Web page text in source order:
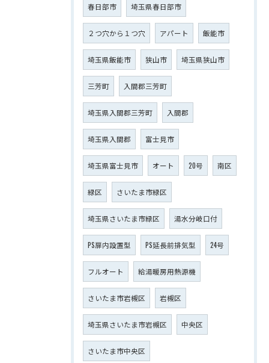
春日部市 埼玉県春日部市
２つ穴から１つ穴 アパート 飯能市
埼玉県飯能市 狭山市 埼玉県狭山市
三芳町 入間郡三芳町
埼玉県入間郡三芳町 入間郡
埼玉県入間郡 富士見市
埼玉県富士見市 オート 20号 南区
緑区 さいたま市緑区
埼玉県さいたま市緑区 湯水分岐口付
PS扉内設置型 PS延長前排気型 24号
フルオート 給湯暖房用熱源機
さいたま市岩槻区 岩槻区
埼玉県さいたま市岩槻区 中央区
さいたま市中央区